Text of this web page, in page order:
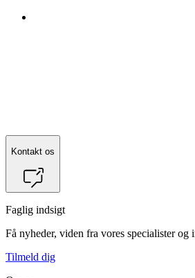
Kontakt os
Faglig indsigt
Få nyheder, viden fra vores specialister og
Tilmeld dig